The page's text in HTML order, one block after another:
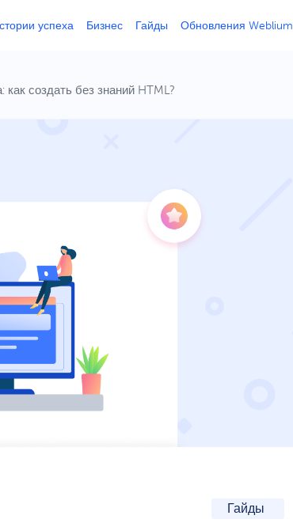
успеха Бизнес Гайды Обновления Weblium
как создать без знаний HTML?
Гайды